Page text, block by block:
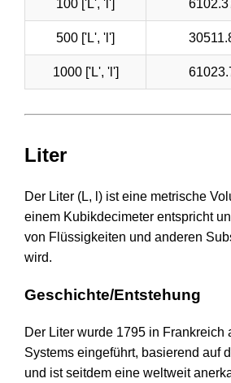
100 ['L', 'l']
500 ['L', 'l']
1000 ['L', 'l']
Liter
Der Liter (L, l) ist eine metrische
einem Kubikdecimeter entspricht
von Flüssigkeiten und anderen
wird.
Geschichte/Entstehung
Der Liter wurde 1795 in Frankreich
Systems eingeführt, basierend auf
und ist seitdem eine weltweit